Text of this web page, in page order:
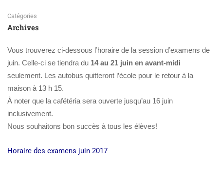
Catégories
Archives
Vous trouverez ci-dessous l’horaire de la session d’examens de
juin. Celle-ci se tiendra du 14 au 21 juin en avant-midi
seulement. Les autobus quitteront l’école pour le retour à la
maison à 13 h 15.
À noter que la cafétéria sera ouverte jusqu’au 16 juin
inclusivement.
Nous souhaitons bon succès à tous les élèves!
Horaire des examens juin 2017